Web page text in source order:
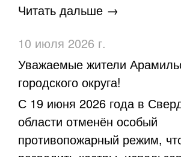
Читать дальше →
10 июля 2026 г.
Уважаемые жители
городского округа!
С 19 июня 2026 года в
области отменён особый
противопожарный режим,